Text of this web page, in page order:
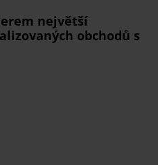
největší
obchodů s